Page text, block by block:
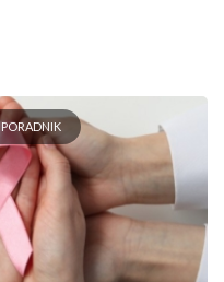
PORADNIK